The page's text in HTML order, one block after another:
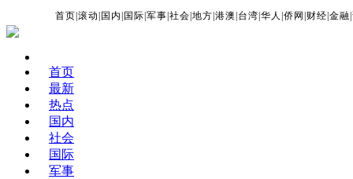
首页 |滚动 国内 国际 |军事 |社会 |地方 |港澳 台湾 |华人 |侨网 财经 |金融 |
首页
最新
热点
国内
社会
国际
军事